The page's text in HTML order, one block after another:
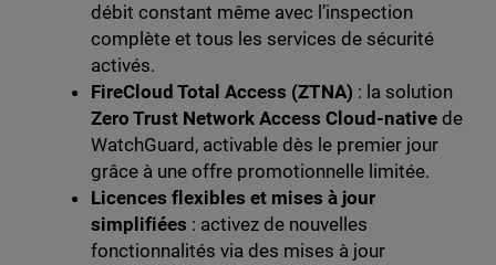
débit constant même avec l’inspection
complète et tous les services de sécurité
activés.
FireCloud Total Access (ZTNA) : la solution
Zero Trust Network Access Cloud-native de
WatchGuard, activable dès le premier jour
grâce à une offre promotionnelle limitée.
Licences flexibles et mises à jour
simplifiées : activez de nouvelles
fonctionnalités via des mises à jour